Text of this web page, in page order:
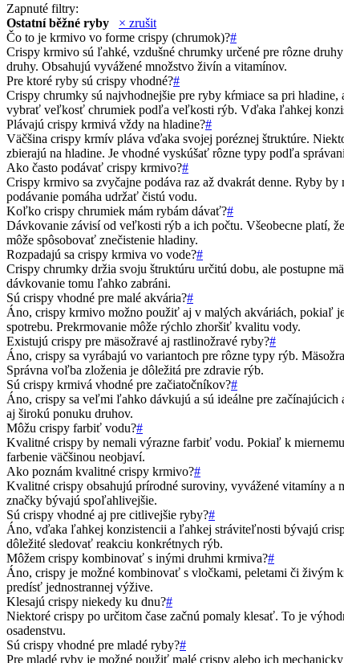
Zapnuté filtry:
Ostatní běžné ryby
× zrušit
Čo to je krmivo vo forme crispy (chrumok)?#
Crispy krmivo sú ľahké, vzdušné chrumky určené pre rôzne
druhy. Obsahujú vyvážené množstvo živín a vitamínov.
Pre ktoré ryby sú crispy vhodné?#
Crispy chrumky sú najvhodnejšie pre ryby kŕmiace sa pri
vybrať veľkosť chrumiek podľa veľkosti rýb. Vďaka ľahkej
Plávajú crispy krmivá vždy na hladine?#
Väčšina crispy krmív pláva vďaka svojej poréznej štruktúre.
zbierajú na hladine. Je vhodné vyskúšať rôzne typy podľa
Ako často podávať crispy krmivo?#
Crispy krmivo sa zvyčajne podáva raz až dvakrát denne. Ryby
podávanie pomáha udržať čistú vodu.
Koľko crispy chrumiek mám rybám dávať?#
Dávkovanie závisí od veľkosti rýb a ich počtu. Všeobecne platí,
môže spôsobovať znečistenie hladiny.
Rozpadajú sa crispy krmiva vo vode?#
Crispy chrumky držia svoju štruktúru určitú dobu, ale postupne
dávkovanie tomu ľahko zabráni.
Sú crispy vhodné pre malé akvária?#
Áno, crispy krmivo možno použiť aj v malých akváriách, pokiaľ
spotrebu. Prekrmovanie môže rýchlo zhoršiť kvalitu vody.
Existujú crispy pre mäsožravé aj rastlinožravé ryby?#
Áno, crispy sa vyrábajú vo variantoch pre rôzne typy rýb.
Správna voľba zloženia je dôležitá pre zdravie rýb.
Sú crispy krmivá vhodné pre začiatočníkov?#
Áno, crispy sa veľmi ľahko dávkujú a sú ideálne pre
aj širokú ponuku druhov.
Môžu crispy farbiť vodu?#
Kvalitné crispy by nemali výrazne farbiť vodu. Pokiaľ k
farbenie väčšinou neobjaví.
Ako poznám kvalitné crispy krmivo?#
Kvalitné crispy obsahujú prírodné suroviny, vyvážené vitamíny
značky bývajú spoľahlivejšie.
Sú crispy vhodné aj pre citlivejšie ryby?#
Áno, vďaka ľahkej konzistencii a ľahkej stráviteľnosti bývajú
dôležité sledovať reakciu konkrétnych rýb.
Môžem crispy kombinovať s inými druhmi krmiva?#
Áno, crispy je možné kombinovať s vločkami, peletami či živým
predísť jednostrannej výžive.
Klesajú crispy niekedy ku dnu?#
Niektoré crispy po určitom čase začnú pomaly klesať. To je
osadenstvu.
Sú crispy vhodné pre mladé ryby?#
Pre mladé ryby je možné použiť malé crispy alebo ich